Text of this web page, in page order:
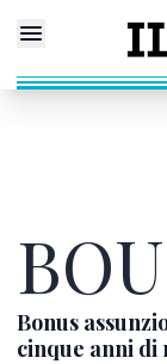
Bonus
cinque anni di